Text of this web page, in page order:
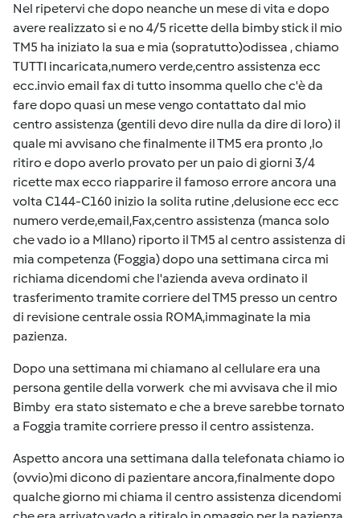
Nel ripetervi che dopo neanche un mese di vita e dopo
avere realizzato si e no 4/5 ricette della bimby stick il mio
TM5 ha iniziato la sua e mia (sopratutto)odissea , chiamo
TUTTI incaricata,numero verde,centro assistenza ecc
ecc.invio email fax di tutto insomma quello che c'è da
fare dopo quasi un mese vengo contattato dal mio
centro assistenza (gentili devo dire nulla da dire di loro) il
quale mi avvisano che finalmente il TM5 era pronto ,lo
ritiro e dopo averlo provato per un paio di giorni 3/4
ricette max ecco riapparire il famoso errore ancora una
volta C144-C160 inizio la solita rutine ,delusione ecc ecc
numero verde,email,Fax,centro assistenza (manca solo
che vado io a MIlano) riporto il TM5 al centro assistenza di
mia competenza (Foggia) dopo una settimana circa mi
richiama dicendomi che l'azienda aveva ordinato il
trasferimento tramite corriere del TM5 presso un centro
di revisione centrale ossia ROMA,immaginate la mia
pazienza.
Dopo una settimana mi chiamano al cellulare era una
persona gentile della vorwerk che mi avvisava che il mio
Bimby era stato sistemato e che a breve sarebbe tornato
a Foggia tramite corriere presso il centro assistenza.
Aspetto ancora una settimana dalla telefonata chiamo io
(ovvio)mi dicono di pazientare ancora,finalmente dopo
qualche giorno mi chiama il centro assistenza dicendomi